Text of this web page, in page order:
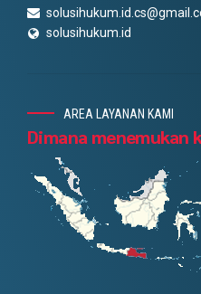
mengembangkan usaha.
perseroan perseorangan
solusihukum.id
AREA LAYANAN KAMI
Dimana menemukan